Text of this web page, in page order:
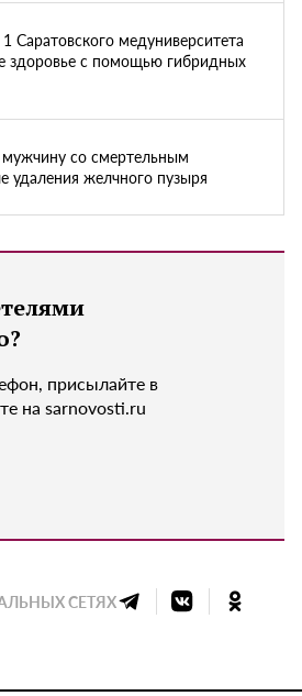
Саратовского медуниверситета
здоровье с помощью гибридных
мужчину со смертельным
удаления желчного пузыря
присылайте в
на sarnovosti.ru
СЕТЯХ